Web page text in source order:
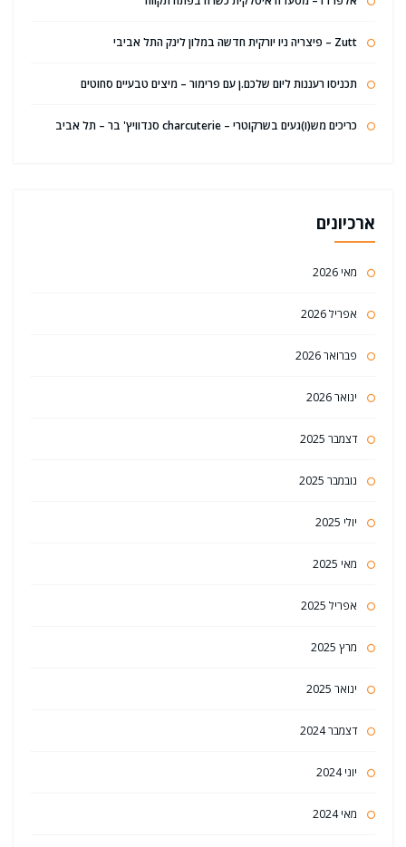
Zutt – פיצריה ניו יורקית חדשה במלון לינק התל אביבי
תכניסו רעננות ליום שלכם.ן עם פרימור – מיצים טבעיים סחוטים
כריכים מש(ו)געים בשרקוטרי – charcuterie סנדוויץ' בר – תל אביב
ארכיונים
מאי 2026
אפריל 2026
פברואר 2026
ינואר 2026
דצמבר 2025
נובמבר 2025
יולי 2025
מאי 2025
אפריל 2025
מרץ 2025
ינואר 2025
דצמבר 2024
יוני 2024
מאי 2024